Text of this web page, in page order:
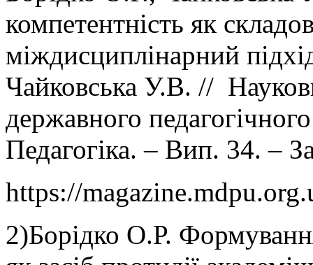
компетентність як
міждисциплінарний
Чайковська У.В. //
державного
Педагогіка. – Вип. 34. –
https://
2)Борідко О.Р.